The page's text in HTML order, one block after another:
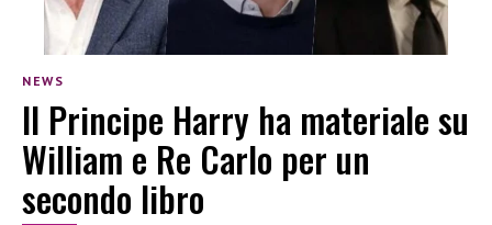
NEWS
Il Principe Harry ha materiale su
William e Re Carlo per un
secondo libro